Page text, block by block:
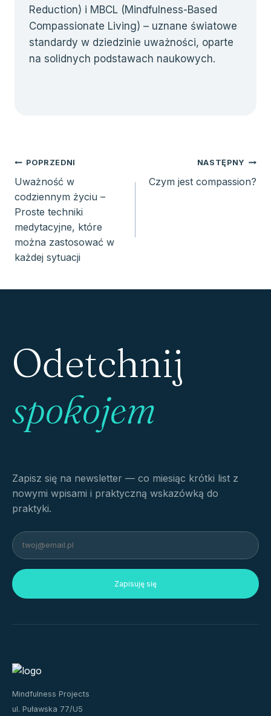
Reduction) i MBCL (Mindfulness-Based
Compassionate Living) – uznane światowe
standardy w dziedzinie uważności, oparte
na solidnych podstawach naukowych.
Nawigacja
wpisu
POPRZEDNI
Uważność w
codziennym życiu –
Proste techniki
medytacyjne, które
można zastosować w
każdej sytuacji
NASTĘPNY
Czym jest compassion?
Odetchnij
spokojem
Zapisz się na newsletter — co miesiąc krótki list z
nowymi wpisami i praktyczną wskazówką do
praktyki.
Zapisuję się
Mindfulness Projects
ul. Puławska 77/U5